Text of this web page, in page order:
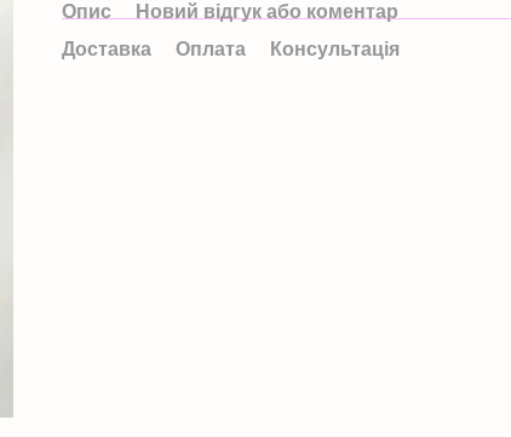
Опис
Новий відгук або коментар
Доставка
Оплата Консультація